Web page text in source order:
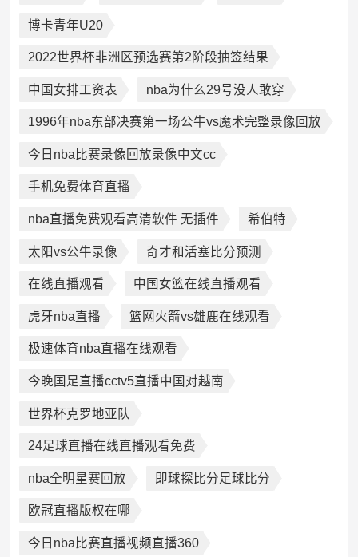
博卡青年U20
2022世界杯非洲区预选赛第2阶段抽签结果
中国女排工资表 nba为什么29号没人敢穿
1996年nba东部决赛第一场公牛vs魔术完整录像回放
今日nba比赛录像回放录像中文cc
手机免费体育直播
nba直播免费观看高清软件 无插件 希伯特
太阳vs公牛录像 奇才和活塞比分预测
在线直播观看 中国女篮在线直播观看
虎牙nba直播 篮网火箭vs雄鹿在线观看
极速体育nba直播在线观看
今晚国足直播cctv5直播中国对越南
世界杯克罗地亚队
24足球直播在线直播观看免费
nba全明星赛回放 即球探比分足球比分
欧冠直播版权在哪
今日nba比赛直播视频直播360